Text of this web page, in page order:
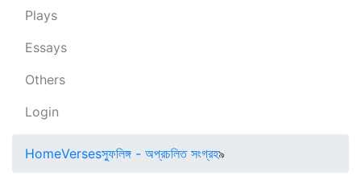
Plays
Essays
Others
Login
HomeVersesস্ফুলিঙ্গ - অপ্রচলিত সংগ্রহ৯